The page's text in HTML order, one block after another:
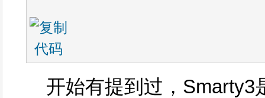
开始有提到过，Smarty3